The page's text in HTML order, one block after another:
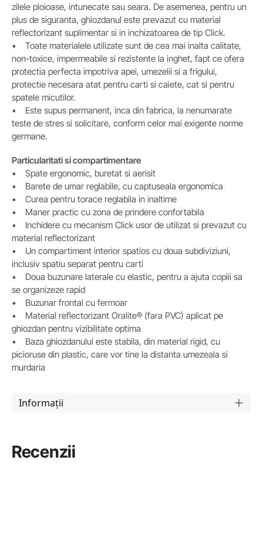
zilele ploioase, intunecate sau seara. De asemenea, pentru un
plus de siguranta, ghiozdanul este prevazut cu material
reflectorizant suplimentar si in inchizatoarea de tip Click.
• Toate materialele utilizate sunt de cea mai inalta calitate,
non-toxice, impermeabile si rezistente la inghet, fapt ce ofera
protectia perfecta impotriva apei, umezelii si a frigului,
protectie necesara atat pentru carti si caiete, cat si pentru
spatele micutilor.
• Este supus permanent, inca din fabrica, la nenumarate
teste de stres si solicitare, conform celor mai exigente norme
germane.
Particularitati si compartimentare
• Spate ergonomic, buretat si aerisit
• Barete de umar reglabile, cu captuseala ergonomica
• Curea pentru torace reglabila in inaltime
• Maner practic cu zona de prindere confortabila
• Inchidere cu mecanism Click usor de utilizat si prevazut cu
material reflectorizant
• Un compartiment interior spatios cu doua subdiviziuni,
inclusiv spatiu separat pentru carti
• Doua buzunare laterale cu elastic, pentru a ajuta copiii sa
se organizeze rapid
• Buzunar frontal cu fermoar
• Material reflectorizant Oralite® (fara PVC) aplicat pe
ghiozdan pentru vizibilitate optima
• Baza ghiozdanului este stabila, din material rigid, cu
picioruse din plastic, care vor tine la distanta umezeala si
murdaria
Informații
Recenzii